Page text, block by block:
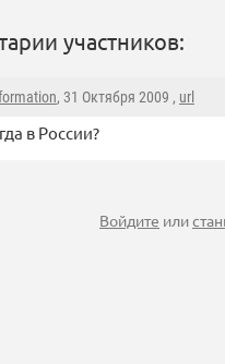
участников:
, 31 Октября 2009 , url
в России?
Войдите или